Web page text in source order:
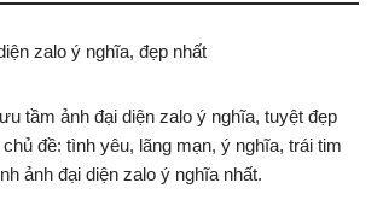
zalo ý nghĩa, đẹp nhất
tầm ảnh đại diện zalo ý nghĩa, tuyệt đẹp
đề: tình yêu, lãng mạn, ý nghĩa, trái tim
ảnh đại diện zalo ý nghĩa nhất.